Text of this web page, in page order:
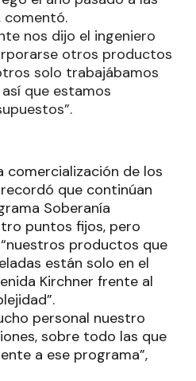
comentó.
nos dijo el ingeniero
otros productos
solo trabajábamos
que estamos
comercialización de los
que continúan
Soberanía
puntos fijos, pero
productos que
están solo en el
Kirchner frente al
personal nuestro
sobre todo las que
a ese programa”,